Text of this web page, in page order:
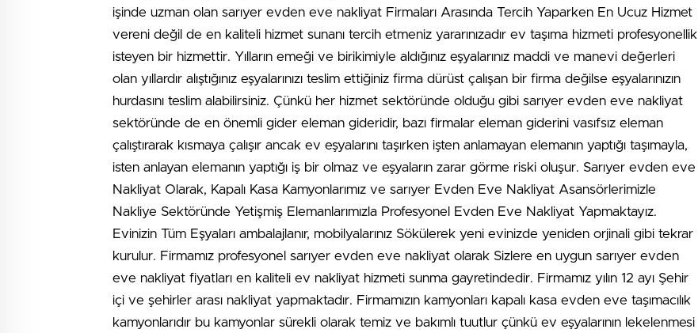
işinde uzman olan sarıyer evden eve nakliyat Firmaları Arasında Tercih Yaparken En Ucuz Hizmet
vereni değil de en kaliteli hizmet sunanı tercih etmeniz yararınızadır ev taşıma hizmeti profesyonellik
isteyen bir hizmettir. Yılların emeği ve birikimiyle aldığınız eşyalarınız maddi ve manevi değerleri
olan yıllardır alıştığınız eşyalarınızı teslim ettiğiniz firma dürüst çalışan bir firma değilse eşyalarınızın
hurdasını teslim alabilirsiniz. Çünkü her hizmet sektöründe olduğu gibi sarıyer evden eve nakliyat
sektöründe de en önemli gider eleman gideridir, bazı firmalar eleman giderini vasıfsız eleman
çalıştırarak kısmaya çalışır ancak ev eşyalarını taşırken işten anlamayan elemanın yaptığı taşımayla,
isten anlayan elemanın yaptığı iş bir olmaz ve eşyaların zarar görme riski oluşur. Sarıyer evden eve
Nakliyat Olarak, Kapalı Kasa Kamyonlarımız ve sarıyer Evden Eve Nakliyat Asansörlerimizle
Nakliye Sektöründe Yetişmiş Elemanlarımızla Profesyonel Evden Eve Nakliyat Yapmaktayız.
Evinizin Tüm Eşyaları ambalajlanır, mobilyalarınız Sökülerek yeni evinizde yeniden orjinali gibi tekrar
kurulur. Firmamız profesyonel sarıyer evden eve nakliyat olarak Sizlere en uygun sarıyer evden
eve nakliyat fiyatları en kaliteli ev nakliyat hizmeti sunma gayretindedir. Firmamız yılın 12 ayı Şehir
içi ve şehirler arası nakliyat yapmaktadır. Firmamızın kamyonları kapalı kasa evden eve taşımacılık
kamyonlarıdır bu kamyonlar sürekli olarak temiz ve bakımlı tuutlur çünkü ev eşyalarının lekelenmesi